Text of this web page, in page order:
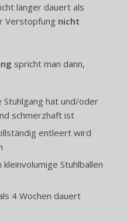
länger dauert als
Verstopfung nicht
spricht man dann,
Stuhlgang hat und/oder
schmerzhaft ist
entleert wird
Stuhlballen
4 Wochen dauert